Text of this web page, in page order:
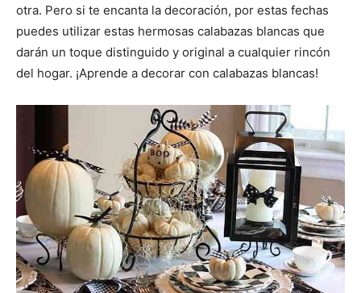
otra. Pero si te encanta la decoración, por estas fechas
puedes utilizar estas hermosas calabazas blancas que
darán un toque distinguido y original a cualquier rincón
del hogar. ¡Aprende a decorar con calabazas blancas!